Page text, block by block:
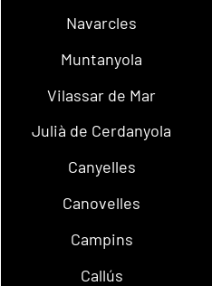
Navarcles
Muntanyola
Vilassar de Mar
Julià de Cerdanyola
Canyelles
Canovelles
Campins
Callús